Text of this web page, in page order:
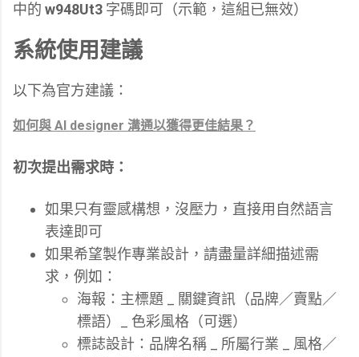
中的 w948Ut3 字碼即可（示範，這組已無效）
系統使用建議
以下為官方建議：
如何與 AI designer 溝通以獲得更佳結果？
初次提出需求時：
如果只有靈感構想，沒壓力，直接用自然語言
表達即可
如果希望製作專業設計，請盡量詳細描述需
求，例如：
海報：主標題 _ 關鍵資訊（品牌／賣點／
標語）_ 色彩風格（可選）
標誌設計：品牌名稱 _ 所屬行業 _ 風格／